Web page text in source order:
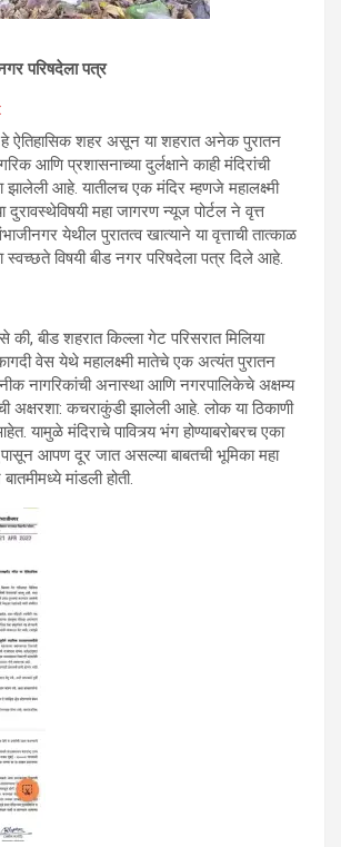
परिषदेला पत्र
हे ऐतिहासिक शहर असून या शहरात अनेक पुरातन
आणि प्रशासनाच्या दुर्लक्षाने काही मंदिरांची
आहे. यातीलच एक मंदिर म्हणजे महालक्ष्मी
दुरावस्थेविषयी महा जागरण न्यूज पोर्टल ने वृत्त
येथील पुरातत्व खात्याने या वृत्ताची तात्काळ
विषयी बीड नगर परिषदेला पत्र दिले आहे.
की, बीड शहरात किल्ला गेट परिसरात मिलिया
कागदी वेस येथे महालक्ष्मी मातेचे एक अत्यंत पुरातन
नागरिकांची अनास्था आणि नगरपालिकेचे अक्षम्य
अक्षरशा: कचराकुंडी झालेली आहे. लोक या ठिकाणी
मंदिराचे पावित्र्य भंग होण्याबरोबरच एका
पासून आपण दूर जात असल्या बाबतची भूमिका महा
मांडली होती.